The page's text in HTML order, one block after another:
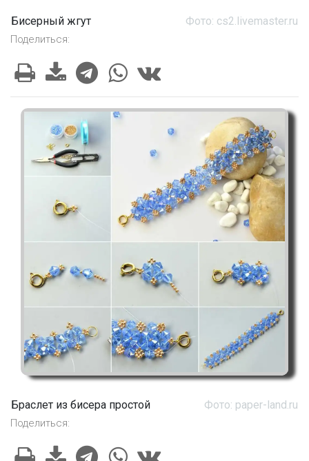
Бисерный жгут Фото: cs2.livemaster.ru
Поделиться:
Браслет из бисера простой Фото: paper-land.ru
Поделиться: